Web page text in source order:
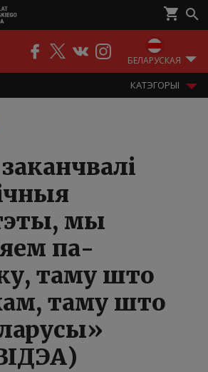
БЕЛАРУСКАЯ
КАТЭГОРЫІ
мы
па-
таму што
таму што